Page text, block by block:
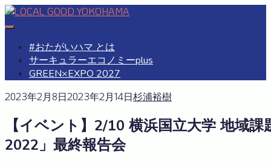
Skip
to
#おたがいハマ とは
サーキュラーエコノミーplus
GREEN×EXPO 2027
2023年2月8日2023年2月14日杉浦裕樹
【イベント】2/10 横浜国立大学 地域
2022」最終報告会